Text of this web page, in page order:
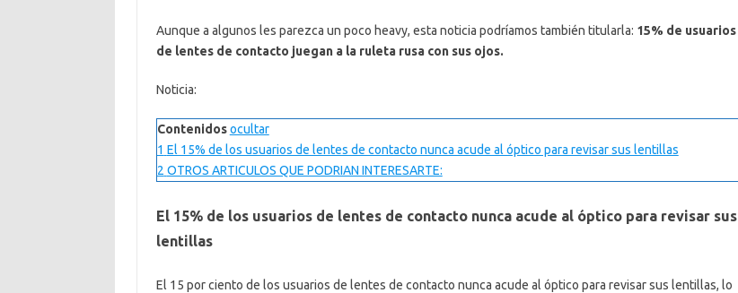
Aunque a algunos les parezca un poco heavy, esta noticia podríamos también titularla: 15% de usuarios
de lentes de contacto juegan a la ruleta rusa con sus ojos.
Noticia:
Contenidos ocultar
1 El 15% de los usuarios de lentes de contacto nunca acude al óptico para revisar sus lentillas
2 OTROS ARTICULOS QUE PODRIAN INTERESARTE:
El 15% de los usuarios de lentes de contacto nunca acude al óptico para revisar sus
lentillas
El 15 por ciento de los usuarios de lentes de contacto nunca acude al óptico para revisar sus lentillas, lo